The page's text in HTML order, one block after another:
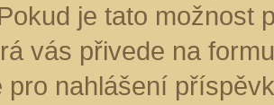
je tato možnost
vás přivede na
pro nahlášení